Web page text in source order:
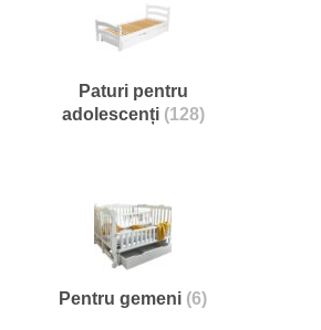
Paturi pentru
adolescenți (128)
Pentru gemeni (6)